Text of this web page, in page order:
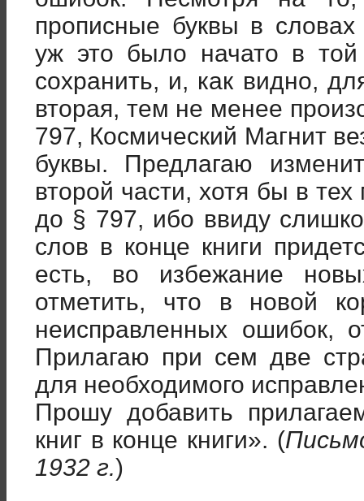
прописные буквы в словах
уж это было начато в
сохранить, и, как видно,
вторая, тем не менее
797, Космический Магнит
буквы. Предлагаю
второй части, хотя бы в тех
до § 797, ибо ввиду
слов в конце книги
есть, во избежание
отметить, что в новой
неисправленных ошибок,
Прилагаю при сем две
для необходимого
Прошу добавить
книг в конце книги». (
1932 г.)